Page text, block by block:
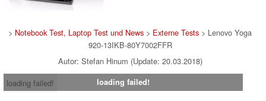
> Notebook Test, Laptop Test und News > Externe Tests > Lenovo Yoga
920-13IKB-80Y7002FFR
Autor: Stefan Hinum (Update: 20.03.2018)
loading failed!
loading failed!